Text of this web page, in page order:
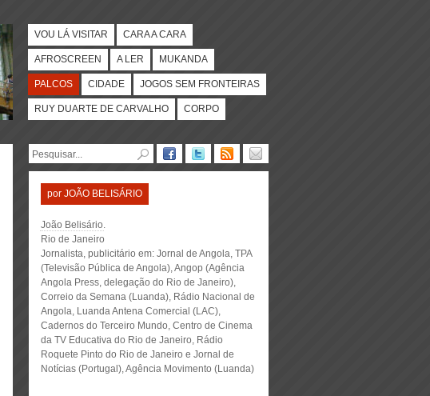
VOU LÁ VISITAR CARA A CARA
AFROSCREEN A LER MUKANDA
PALCOS CIDADE JOGOS SEM FRONTEIRAS
RUY DUARTE DE CARVALHO CORPO
por JOÃO BELISÁRIO
João Belisário.
Rio de Janeiro
Jornalista, publicitário em: Jornal de Angola, TPA
(Televisão Pública de Angola), Angop (Agência
Angola Press, delegação do Rio de Janeiro),
Correio da Semana (Luanda), Rádio Nacional de
Angola, Luanda Antena Comercial (LAC),
Cadernos do Terceiro Mundo, Centro de Cinema
da TV Educativa do Rio de Janeiro, Rádio
Roquete Pinto do Rio de Janeiro e Jornal de
Notícias (Portugal), Agência Movimento (Luanda)